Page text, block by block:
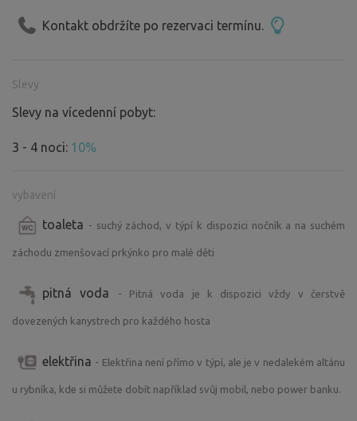
základní koření, čaje, kávu, olej a věci na grilování
lucernu – elektrickou i petrolejku
grilovací kámen včetně nářadí, kotlík na oheň i jehlice na
buřty
V blízkém i vzdálenějším okolí je spousta možností pro
V okolí najdete například zříceninu hradu Kouty,
motýlárium ve Voticích nebo Polský vrch.
O něco dál je bájná hora Blaník (cca 20 minut autem),
Za zmínku stojí i areál Monínec, kde se vyřádí celá rodina:
https://leto.moninec.cz/aktivity-park
Více tipů na výlety a kulturu najdete zde:
https://www.mkcvotice.cz/pro%2Dturisty/ms-
1034/p1=1034
Kontakt obdržíte po rezervaci termínu.
Slevy
Slevy na vícedenní pobyt:
3 - 4 noci: 10%
vybavení
toaleta - suchý záchod, v týpí k dispozici nočník a na suchém
záchodu zmenšovací prkýnko pro malé děti
pitná voda - Pitná voda je k dispozici vždy v čerstvě
dovezených kanystrech pro každého hosta
elektřina - Elektřina není přímo v týpí, ale je v nedalekém altánu
u rybníka, kde si můžete dobít například svůj mobil, nebo power banku.